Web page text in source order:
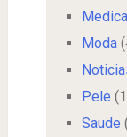
Moda
Pele
Saude